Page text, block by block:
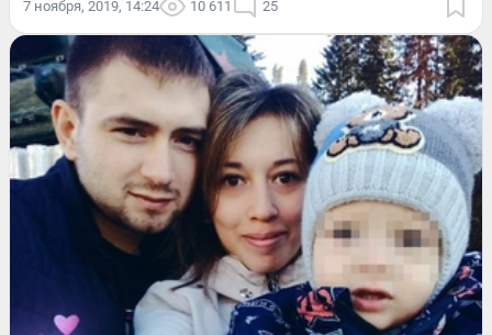
7 ноября, 2019, 14:24 10 611 25